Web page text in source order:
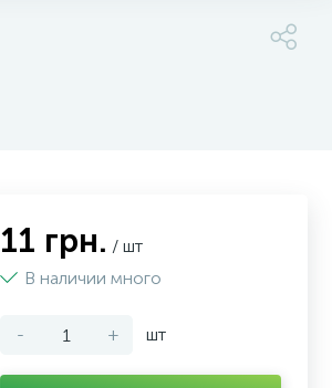
11 грн. / шт
В наличии много
- + шт